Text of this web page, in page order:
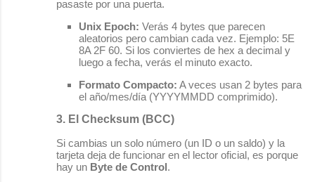
pasaste por una puerta.
Unix Epoch: Verás 4 bytes que parecen
aleatorios pero cambian cada vez. Ejemplo: 5E
8A 2F 60. Si los conviertes de hex a decimal y
luego a fecha, verás el minuto exacto.
Formato Compacto: A veces usan 2 bytes para
el año/mes/día (YYYYMMDD comprimido).
3. El Checksum (BCC)
Si cambias un solo número (un ID o un saldo) y la
tarjeta deja de funcionar en el lector oficial, es porque
hay un Byte de Control.